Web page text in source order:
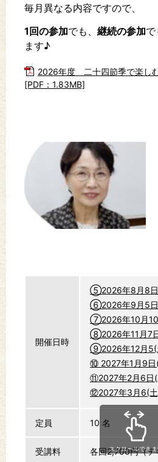
毎月異なる内容ですので、
1回の参加でも、 継続の参加
ます♪
2026年度 二十四節季で楽し
[PDF：1.83MB]
開催日時
⑤2026年8月8日
⑥2026年9月5日
⑦2026年10月10
⑧2026年11月7
⑨2026年12月5(
⑩ 2027年1月9日
⑪2027年2月6日
⑫2027年3月6(
定員 10 名
受講料 各回2,700円（
スクロールでき